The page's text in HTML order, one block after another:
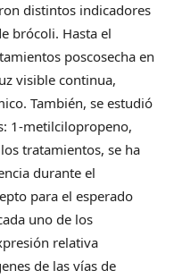
distintos indicadores
brócoli. Hasta el
poscosecha en
visible continua,
También, se estudió
1-metilcilopropeno,
tratamientos, se ha
durante el
para el esperado
uno de los
relativa
de las vías de